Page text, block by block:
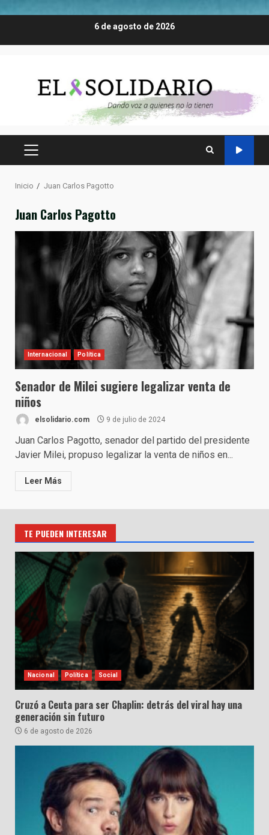
6 de agosto de 2026
MENÚ
Inicio Juan Carlos Pagotto
Juan Carlos Pagotto
Internacional Política
Senador de Milei sugiere legalizar venta de
niños
elsolidario.com 9 de julio de 2024
Juan Carlos Pagotto, senador del partido del presidente
Javier Milei, propuso legalizar la venta de niños en...
Leer Más
TE PUEDEN INTERESAR
Nacional Política Social
Cruzó a Ceuta para ser Chaplin: detrás del viral hay una
generación sin futuro
6 de agosto de 2026